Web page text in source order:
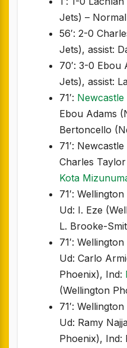
Jets) –
56′: 2-0
Jets), assist:
70′: 3-0 Ebou
Jets), assist:
71′: Newcastle
Ebou Adams
Bertoncello
71′:
Charles
Kota
71′:
Ud: I. Eze
L. Brooke-
71′:
Ud: Carlo
Phoenix), Ind:
(Wellington
71′:
Ud: Ramy
Phoenix), Ind: